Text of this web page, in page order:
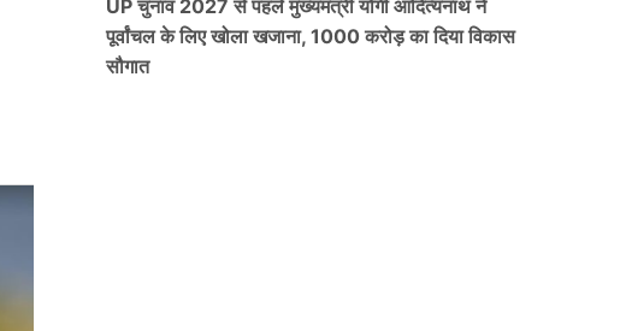
UP चुनाव 2027 से पहले मुख्यमंत्री योगी आदित्यनाथ ने
पूर्वांचल के लिए खोला खजाना, 1000 करोड़ का दिया विकास
सौगात